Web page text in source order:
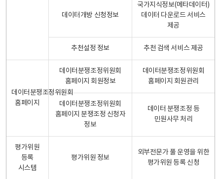
데이터개방 신청정보
국가지식정보(메타데이터)
데이터 다운로드 서비스
제공
추천설정 정보 추천 검색 서비스 제공
데이터분쟁조정위원회
홈페이지
데이터분쟁조정위원회
홈페이지 회원정보
데이터분쟁조정위원회
홈페이지 회원관리
데이터분쟁조정위원회
홈페이지 분쟁조정 신청자
정보
데이터 분쟁조정 등
민원사무 처리
평가위원
등록
시스템
평가위원 정보
외부전문가 풀 운영을 위한
평가위원 등록 신청